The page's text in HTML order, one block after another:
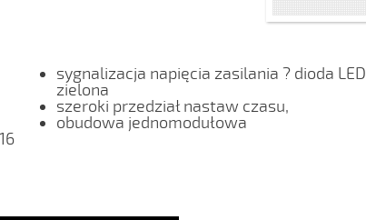
sygnalizacja napięcia zasilania ? dioda LED
zielona
szeroki przedział nastaw czasu,
obudowa jednomodułowa